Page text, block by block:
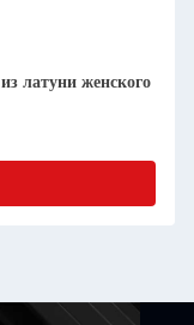
латуни женского